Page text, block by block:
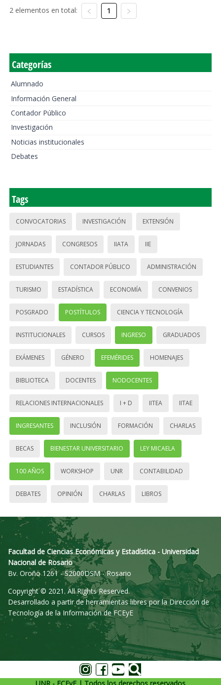
2 elementos en total: 1
Categorías
Alumnado
Información General
Contador Público
Investigación
Noticias institucionales
Debates
Tags
CONVOCATORIAS INVESTIGACIÓN EXTENSIÓN
JORNADAS CONGRESOS IIATA IIE
ESTUDIANTES CONTADOR PÚBLICO ADMINISTRACIÓN
TURISMO ESTADÍSTICA ECONOMÍA CONVENIOS
POSGRADO POSTÍTULOS CIENCIA Y TECNOLOGÍA
INSTITUCIONALES CURSOS INGRESO GRADUADOS
EXÁMENES GÉNERO EFEMÉRIDES HOMENAJES
BIBLIOTECA DOCENTES NODOCENTES
RELACIONES INTERNACIONALES I + D IITEA IITAE
INGRESANTES INCLUSIÓN FORMACIÓN CHARLAS
BECAS BIENESTAR UNIVERSITARIO LEY MICAELA
100 AÑOS WORKSHOP UNR CONTABILIDAD
DEBATES OPINIÓN CHARLAS LIBROS
Facultad de Ciencias Económicas y Estadística - Universidad
Nacional de Rosario
Bv. Oroño 1261 - S2000DSM - Rosario
Copyright © 2021. All Rights Reserved.
Desarrollado a partir de herramientas libres por la Dirección de
Tecnología de la Información de FCEyE